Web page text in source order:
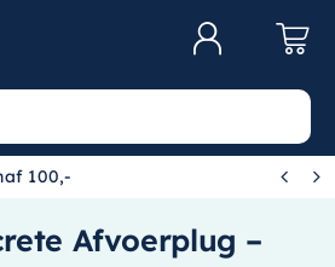
100,-  
Afvoerplug –